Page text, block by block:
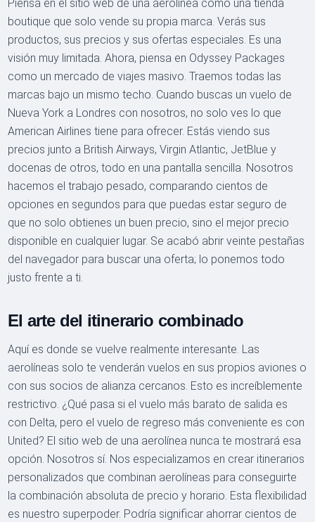
Piensa en el sitio web de una aerolínea como una tienda
boutique que solo vende su propia marca. Verás sus
productos, sus precios y sus ofertas especiales. Es una
visión muy limitada. Ahora, piensa en Odyssey Packages
como un mercado de viajes masivo. Traemos todas las
marcas bajo un mismo techo. Cuando buscas un vuelo de
Nueva York a Londres con nosotros, no solo ves lo que
American Airlines tiene para ofrecer. Estás viendo sus
precios junto a British Airways, Virgin Atlantic, JetBlue y
docenas de otros, todo en una pantalla sencilla. Nosotros
hacemos el trabajo pesado, comparando cientos de
opciones en segundos para que puedas estar seguro de
que no solo obtienes un buen precio, sino el mejor precio
disponible en cualquier lugar. Se acabó abrir veinte pestañas
del navegador para buscar una oferta; lo ponemos todo
justo frente a ti.
El arte del itinerario combinado
Aquí es donde se vuelve realmente interesante. Las
aerolíneas solo te venderán vuelos en sus propios aviones o
con sus socios de alianza cercanos. Esto es increíblemente
restrictivo. ¿Qué pasa si el vuelo más barato de salida es
con Delta, pero el vuelo de regreso más conveniente es con
United? El sitio web de una aerolínea nunca te mostrará esa
opción. Nosotros sí. Nos especializamos en crear itinerarios
personalizados que combinan aerolíneas para conseguirte
la combinación absoluta de precio y horario. Esta flexibilidad
es nuestro superpoder. Podría significar ahorrar cientos de